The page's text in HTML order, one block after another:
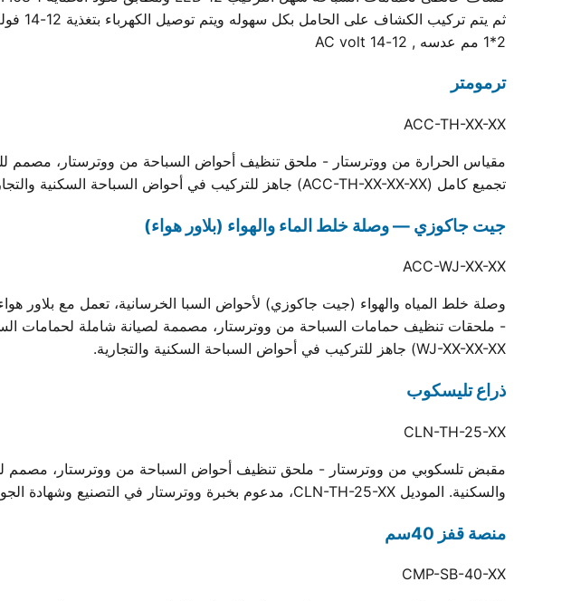
2*1 مم عدسه , 12-14 AC volt
ترمومتر
ACC-TH-XX-XX
مقياس الحرارة من ووترستار - ملحق تنظيف أحواض السباحة من ووترستار، مصمم
تجميع كامل (ACC-TH-XX-XX-XX) جاهز للتركيب في أحواض السباحة السكنية والتجارية.
جيت جاكوزي — وصلة خلط الماء والهواء (بلاور هواء)
ACC-WJ-XX-XX
وصلة خلط المياه والهواء (جيت جاكوزي) لأحواض السبا الخرسانية، تعمل مع بلاور
WJ-XX-XX-XX) جاهز للتركيب في أحواض السباحة السكنية والتجارية.
ذراع تليسكوب
CLN-TH-25-XX
مقبض تلسكوبي من ووترستار - ملحق تنظيف أحواض السباحة من ووترستار، مصمم
والسكنية. الموديل CLN-TH-25-XX، مدعوم بخبرة ووترستار في التصنيع وشهادة الجودة ISO.
منصة قفز 40سم
CMP-SB-40-XX